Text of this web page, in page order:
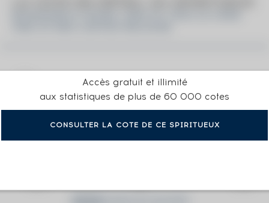
Accès gratuit et illimité
aux statistiques de plus de 60 000 cotes
CONSULTER LA COTE DE CE SPIRITUEUX